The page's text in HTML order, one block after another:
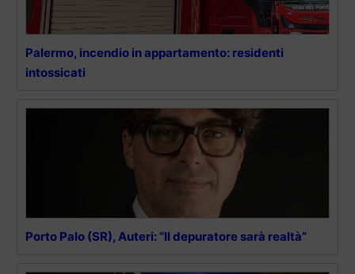
Palermo, incendio in appartamento: residenti
intossicati
Porto Palo (SR), Auteri: “Il depuratore sarà realtà”